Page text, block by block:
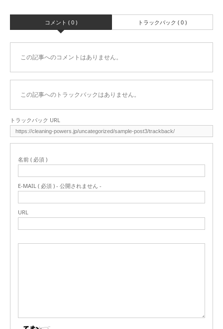
コメント ( 0 ) トラックバック ( 0 )
この記事へのコメントはありません。
この記事へのトラックバックはありません。
トラックバック URL
名前 ( 必須 )
E-MAIL ( 必須 ) - 公開されません -
URL